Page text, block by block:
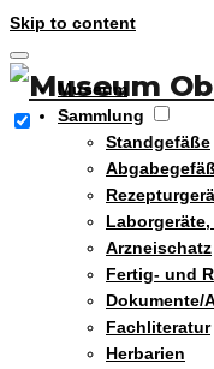
Skip to content
Museum
Sammlung
Standgefäße
Arzneischatz
Fertig- und
Dokumente/
Fachliteratur
Herbarien